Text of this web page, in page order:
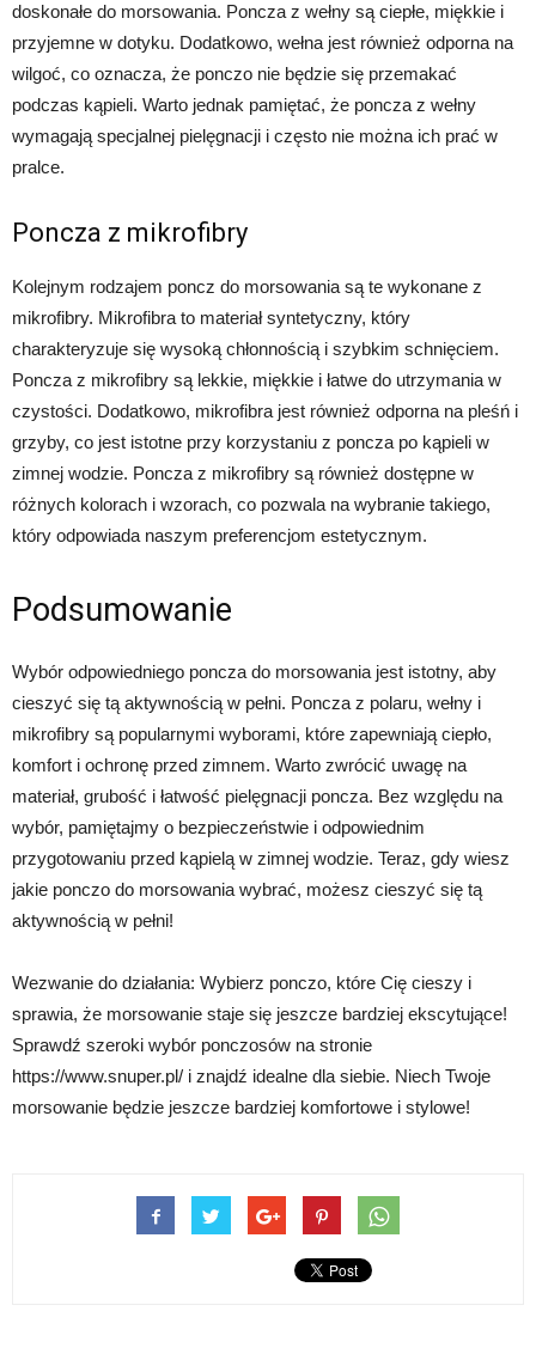
doskonałe do morsowania. Poncza z wełny są ciepłe, miękkie i
przyjemne w dotyku. Dodatkowo, wełna jest również odporna na
wilgoć, co oznacza, że ponczo nie będzie się przemakać
podczas kąpieli. Warto jednak pamiętać, że poncza z wełny
wymagają specjalnej pielęgnacji i często nie można ich prać w
pralce.
Poncza z mikrofibry
Kolejnym rodzajem poncz do morsowania są te wykonane z
mikrofibry. Mikrofibra to materiał syntetyczny, który
charakteryzuje się wysoką chłonnością i szybkim schnięciem.
Poncza z mikrofibry są lekkie, miękkie i łatwe do utrzymania w
czystości. Dodatkowo, mikrofibra jest również odporna na pleśń i
grzyby, co jest istotne przy korzystaniu z poncza po kąpieli w
zimnej wodzie. Poncza z mikrofibry są również dostępne w
różnych kolorach i wzorach, co pozwala na wybranie takiego,
który odpowiada naszym preferencjom estetycznym.
Podsumowanie
Wybór odpowiedniego poncza do morsowania jest istotny, aby
cieszyć się tą aktywnością w pełni. Poncza z polaru, wełny i
mikrofibry są popularnymi wyborami, które zapewniają ciepło,
komfort i ochronę przed zimnem. Warto zwrócić uwagę na
materiał, grubość i łatwość pielęgnacji poncza. Bez względu na
wybór, pamiętajmy o bezpieczeństwie i odpowiednim
przygotowaniu przed kąpielą w zimnej wodzie. Teraz, gdy wiesz
jakie ponczo do morsowania wybrać, możesz cieszyć się tą
aktywnością w pełni!
Wezwanie do działania: Wybierz ponczo, które Cię cieszy i
sprawia, że morsowanie staje się jeszcze bardziej ekscytujące!
Sprawdź szeroki wybór ponczosów na stronie
https://www.snuper.pl/ i znajdź idealne dla siebie. Niech Twoje
morsowanie będzie jeszcze bardziej komfortowe i stylowe!